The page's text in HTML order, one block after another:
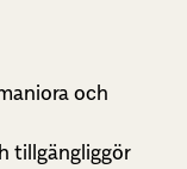
och
tillgängliggör